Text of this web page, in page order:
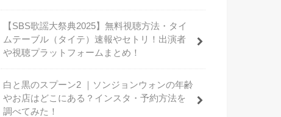
【SBS歌謡大祭典2025】無料視聴方法・タイ
ムテーブル（タイテ）速報やセトリ！出演者
や視聴プラットフォームまとめ！
白と黒のスプーン2 ｜ソンジョンウォンの年齢
やお店はどこにある？インスタ・予約方法を
調べてみた！